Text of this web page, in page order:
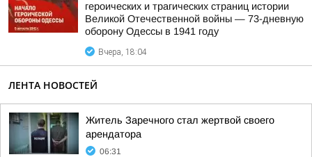
героических и трагических страниц истории
Великой Отечественной войны — 73-дневную
оборону Одессы в 1941 году
Вчера, 18:04
ЛЕНТА НОВОСТЕЙ
Житель Заречного стал жертвой своего
арендатора
06:31